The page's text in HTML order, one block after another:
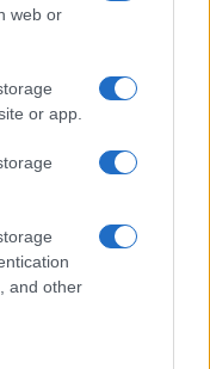
web or
or app.
and other
e ricevi le nostre
notizie pubblicate